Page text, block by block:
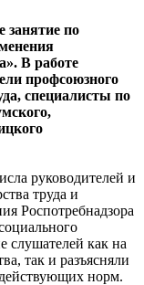
занятие по
В работе
профсоюзного
специалисты по
руководителей и
труда и
Роспотребнадзора
слушателей как на
так и разъясняли
норм.